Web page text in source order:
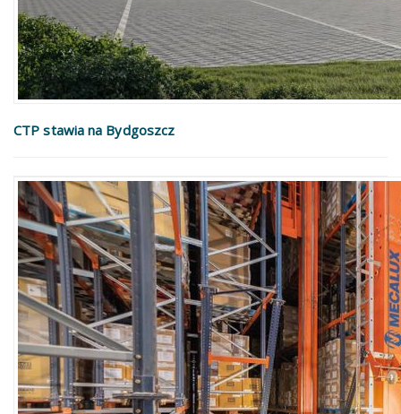
CTP stawia na Bydgoszcz